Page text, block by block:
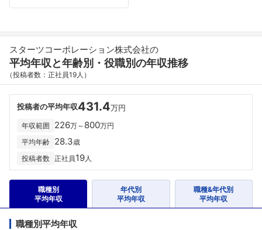
スターツコーポレーション株式会社の
平均年収と年齢別・役職別の年収推移
（投稿者数：正社員19人）
投稿者の平均年収431.4万円
年収範囲 226万～ 800万円
平均年齢 28.3歳
投稿者数 正社員19人
職種別
平均年収
年代別
平均年収
職種&年代別
平均年収
職種別平均年収